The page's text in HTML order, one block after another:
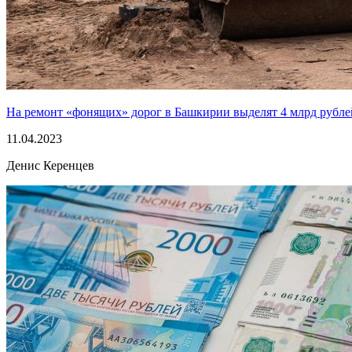
На ремонт «фонящих» дорог в Башкирии выделят 4 млрд
11.04.2023
Денис Керенцев